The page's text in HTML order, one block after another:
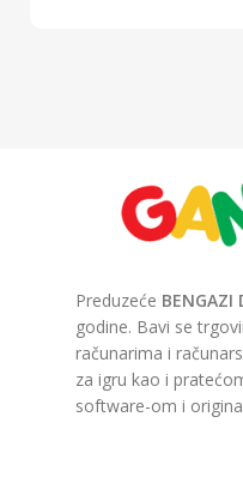
Preduzeće BENGAZI
godine. Bavi se
računarima i
za igru kao i
software-om i